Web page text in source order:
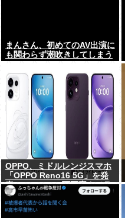
まんさん、初めてのAV出演に
も関わらず潮吹きしてしまう
OPPO、ミドルレンジスマホ
「OPPO Reno16 5G」を発
表。4つの5000万画素カメラ
を搭載し、片手でも操作しや
すい小型モデルに